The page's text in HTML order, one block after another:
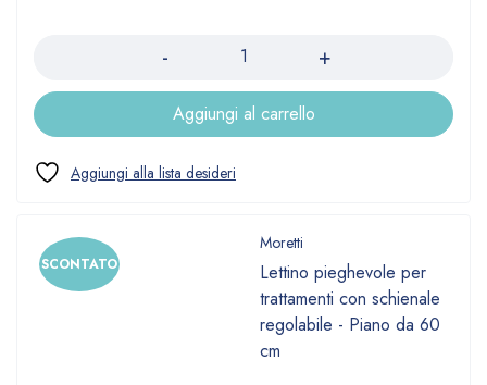
Aggiungi al carrello
SCONTATO
Moretti
Lettino pieghevole per
trattamenti con schienale
regolabile - Piano da 60
cm